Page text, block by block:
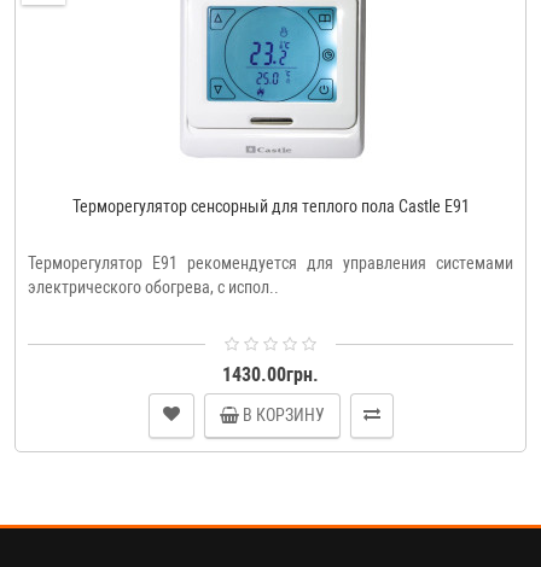
Терморегулятор сенсорный для теплого пола Castle E91
Терморегулятор E91 рекомендуется для управления системами
электрического обогрева, с испол..
1430.00грн.
В КОРЗИНУ